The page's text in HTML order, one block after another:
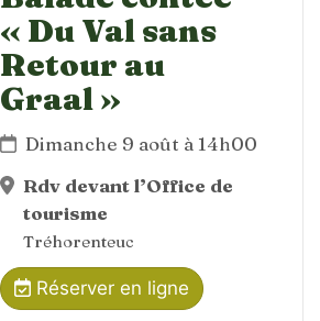
« Du Val sans
Retour au
Graal »
Dimanche 9 août à 14h00
Rdv devant l’Office de
tourisme
Tréhorenteuc
Réserver en ligne